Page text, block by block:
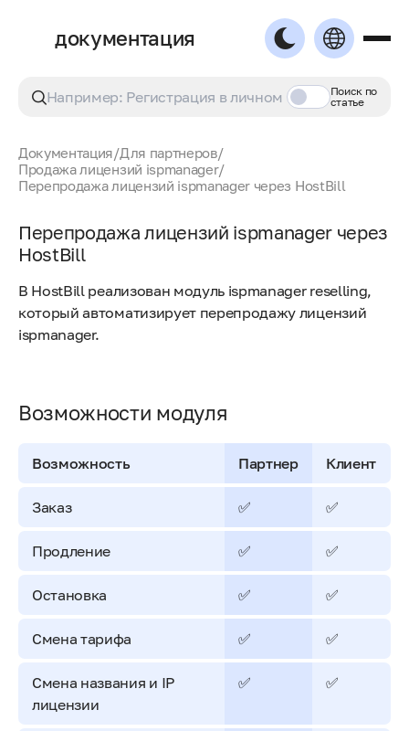
документация
Поиск по
статье
Документация/Для партнеров/
Продажа лицензий ispmanager/
Перепродажа лицензий ispmanager через HostBill
Перепродажа лицензий ispmanager через
HostBill
В HostBill реализован модуль ispmanager reselling,
который автоматизирует перепродажу лицензий
ispmanager.
Возможности модуля
Возможность Партнер Клиент
Заказ ✅ ✅
Продление ✅ ✅
Остановка ✅ ✅
Смена тарифа ✅ ✅
Смена названия и IP
лицензии
✅ ✅